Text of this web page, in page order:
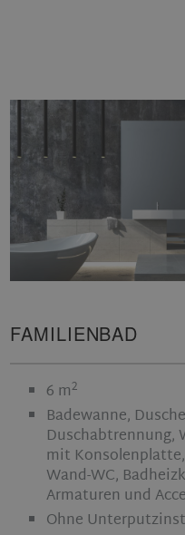
FAMILIENBAD
6 m2
Badewanne,
Duschabtrennung,
mit
Wand-WC,
Armaturen und
Ohne